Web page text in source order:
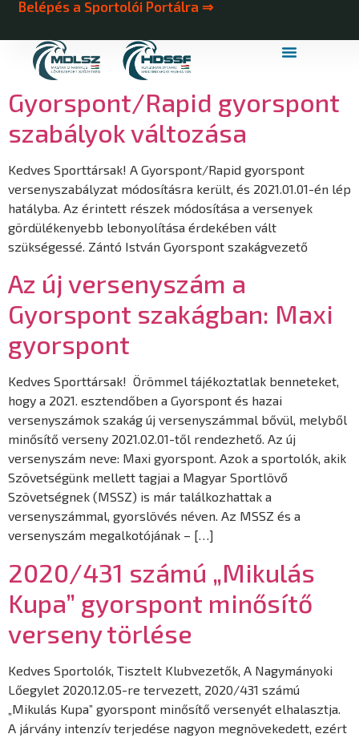
Belépés a Sportolói Portálra ⇒
Gyorspont/Rapid gyorspont
szabályok változása
Kedves Sporttársak! A Gyorspont/Rapid gyorspont
versenyszabályzat módosításra került, és 2021.01.01-én lép
hatályba. Az érintett részek módosítása a versenyek
gördülékenyebb lebonyolítása érdekében vált
szükségessé. Zántó István Gyorspont szakágvezető
Az új versenyszám a
Gyorspont szakágban: Maxi
gyorspont
Kedves Sporttársak! Örömmel tájékoztatlak benneteket,
hogy a 2021. esztendőben a Gyorspont és hazai
versenyszámok szakág új versenyszámmal bővül, melyből
minősítő verseny 2021.02.01-től rendezhető. Az új
versenyszám neve: Maxi gyorspont. Azok a sportolók, akik
Szövetségünk mellett tagjai a Magyar Sportlövő
Szövetségnek (MSSZ) is már találkozhattak a
versenyszámmal, gyorslövés néven. Az MSSZ és a
versenyszám megalkotójának – […]
2020/431 számú „Mikulás
Kupa” gyorspont minősítő
verseny törlése
Kedves Sportolók, Tisztelt Klubvezetők, A Nagymányoki
Lőegylet 2020.12.05-re tervezett, 2020/431 számú
„Mikulás Kupa” gyorspont minősítő versenyét elhalasztja.
A járvány intenzív terjedése nagyon megnövekedett, ezért